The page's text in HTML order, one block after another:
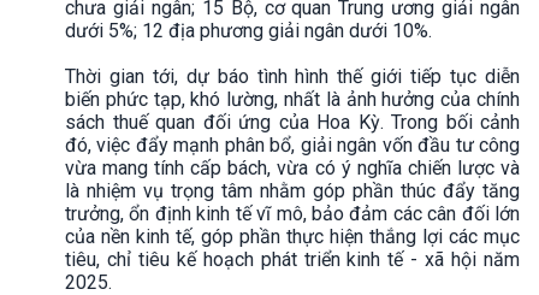
chưa giải ngân; 15 Bộ, cơ quan Trung ương giải ngân
dưới 5%; 12 địa phương giải ngân dưới 10%.
Thời gian tới, dự báo tình hình thế giới tiếp tục diễn
biến phức tạp, khó lường, nhất là ảnh hưởng của chính
sách thuế quan đối ứng của Hoa Kỳ. Trong bối cảnh
đó, việc đẩy mạnh phân bổ, giải ngân vốn đầu tư công
vừa mang tính cấp bách, vừa có ý nghĩa chiến lược và
là nhiệm vụ trọng tâm nhằm góp phần thúc đẩy tăng
trưởng, ổn định kinh tế vĩ mô, bảo đảm các cân đối lớn
của nền kinh tế, góp phần thực hiện thắng lợi các mục
tiêu, chỉ tiêu kế hoạch phát triển kinh tế - xã hội năm
2025.